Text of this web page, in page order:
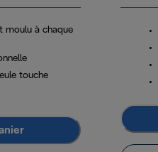
moulu à chaque
touche